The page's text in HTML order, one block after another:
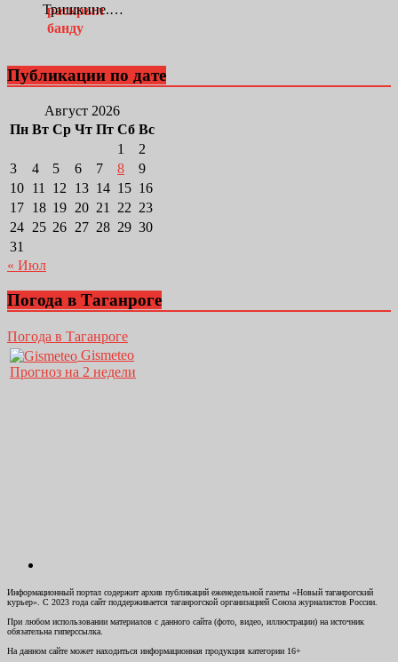
Тришкине.…
Публикации по дате
Август 2026
Пн Вт Ср Чт Пт Сб Вс
1
2
3
4 5 6 7 8
9
10 11 12 13 14 15 16
17 18 19 20 21 22 23
24 25 26 27 28 29 30
31
« Июл
Погода в Таганроге
Погода в Таганроге
Gismeteo
Прогноз на 2 недели
Информационный портал содержит архив публикаций еженедельной газеты «Новый таганрогский
курьер». С 2023 года сайт поддерживается таганрогской организацией Союза журналистов России.
При любом использовании материалов с данного сайта (фото, видео, иллюстрации) на источник
обязательна гиперссылка.
На данном сайте может находиться информационная продукция категории 16+